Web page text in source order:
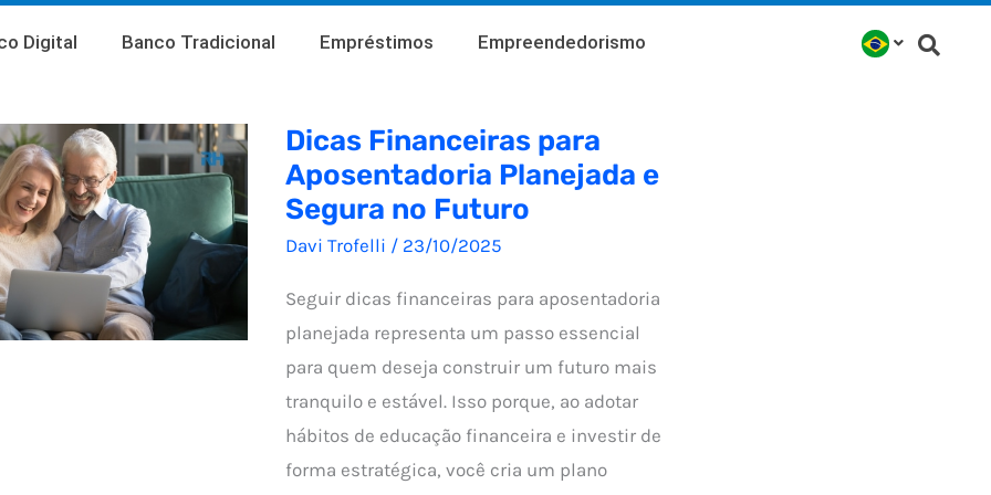
Digital Banco Tradicional Empréstimos Empreendedorismo
Dicas Financeiras para
Aposentadoria Planejada e
Segura no Futuro
Davi Trofelli / 23/10/2025
Seguir dicas financeiras para aposentadoria
planejada representa um passo essencial
para quem deseja construir um futuro mais
tranquilo e estável. Isso porque, ao adotar
hábitos de educação financeira e investir de
forma estratégica, você cria um plano